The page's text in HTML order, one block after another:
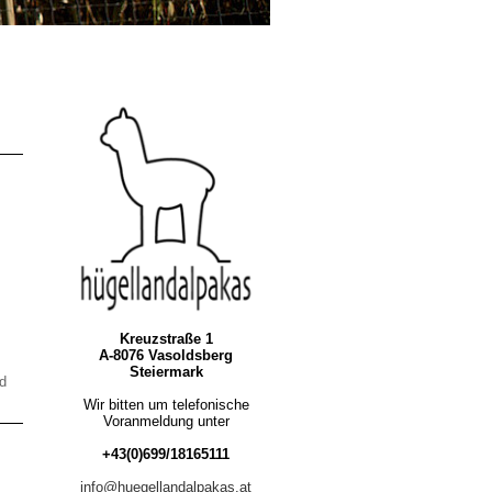
Kreuzstraße 1
A-8076 Vasoldsberg
Steiermark
Wir bitten um telefonische
Voranmeldung unter
+43(0)699/18165111
info@huegellandalpakas.at